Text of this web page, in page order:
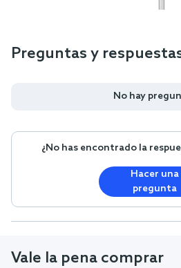
Preguntas y
No hay
¿No has encontrado la
Hacer una
pregunta
Vale la pena comprar